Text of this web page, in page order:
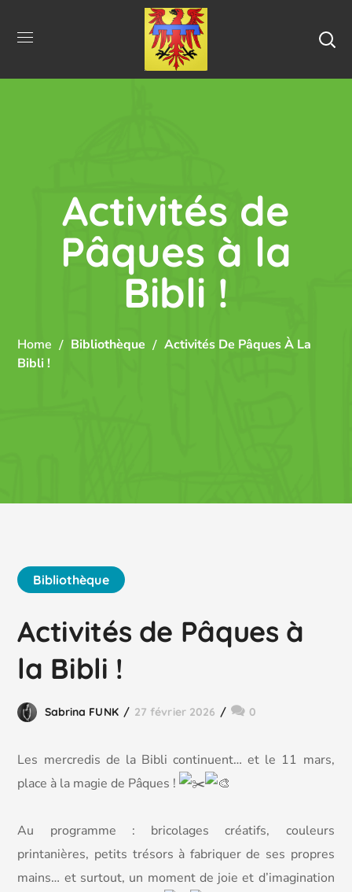
Activités de
Pâques à la
Bibli !
Home Bibliothèque
Activités De Pâques À La
Bibli !
Bibliothèque
Activités de Pâques à
la Bibli !
Sabrina FUNK 27 février 2026 0
Les mercredis de la Bibli continuent… et le 11 mars,
place à la magie de Pâques !
Au programme : bricolages créatifs, couleurs
printanières, petits trésors à fabriquer de ses propres
mains… et surtout, un moment de joie et d’imagination